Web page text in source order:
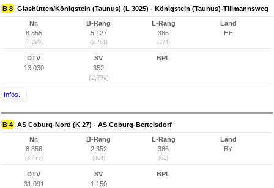
B 8 Glashütten/Königstein (Taunus) (L 3025) - Königstein (Taunus)-Tillmannsweg
Nr.
8.855
(4.099)
B-Rang
5.127
(2.761)
L-Rang
386
(374)
Land
HE
DTV
13.030
SV
352
(2,7%)
BPL
Infos...
B 4 AS Coburg-Nord (K 27) - AS Coburg-Bertelsdorf
Nr.
8.856
(3.473)
B-Rang
2.352
(404)
L-Rang
386
(61)
Land
BY
DTV
31.091
SV
1.150
BPL